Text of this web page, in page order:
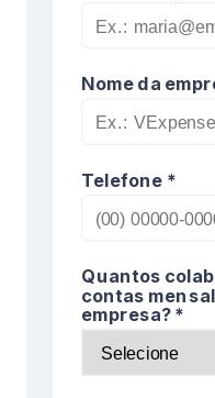
Nome da
Telefone *
Quantos
contas
empresa? *